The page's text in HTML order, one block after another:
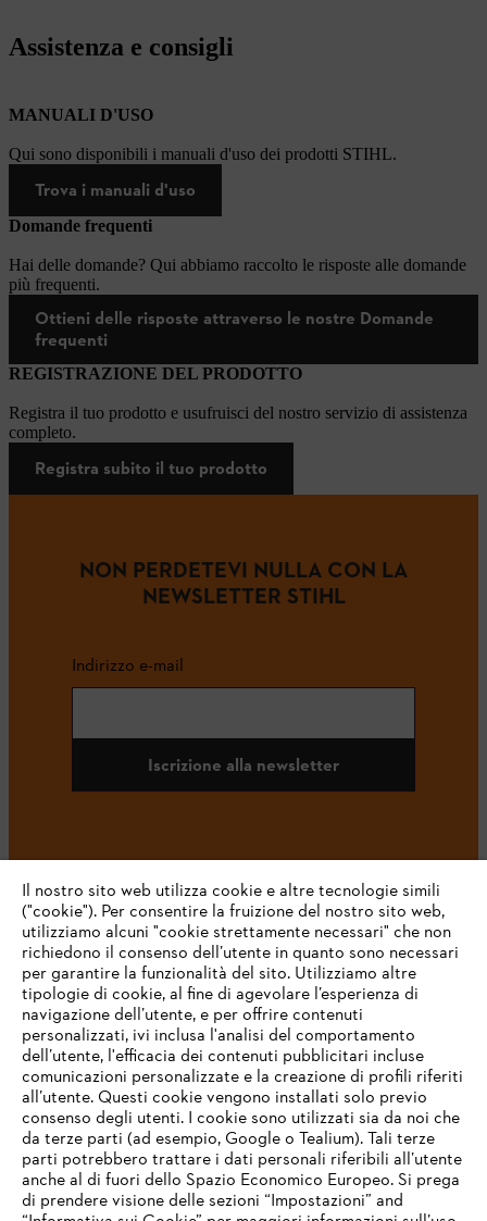
Assistenza e consigli
MANUALI D'USO
Qui sono disponibili i manuali d'uso dei prodotti STIHL.
Trova i manuali d'uso
Domande frequenti
Hai delle domande? Qui abbiamo raccolto le risposte alle domande
più frequenti.
Ottieni delle risposte attraverso le nostre Domande
frequenti
REGISTRAZIONE DEL PRODOTTO
Registra il tuo prodotto e usufruisci del nostro servizio di assistenza
completo.
Registra subito il tuo prodotto
NON PERDETEVI NULLA CON LA
NEWSLETTER STIHL
Indirizzo e-mail
Iscrizione alla newsletter
#STIHL
L’azienda
STIHL FAQ
Il nostro sito web utilizza cookie e altre tecnologie simili
("cookie"). Per consentire la fruizione del nostro sito web,
utilizziamo alcuni "cookie strettamente necessari" che non
richiedono il consenso dell’utente in quanto sono necessari
per garantire la funzionalità del sito. Utilizziamo altre
tipologie di cookie, al fine di agevolare l’esperienza di
navigazione dell’utente, e per offrire contenuti
personalizzati, ivi inclusa l'analisi del comportamento
dell’utente, l'efficacia dei contenuti pubblicitari incluse
comunicazioni personalizzate e la creazione di profili riferiti
all’utente. Questi cookie vengono installati solo previo
consenso degli utenti. I cookie sono utilizzati sia da noi che
da terze parti (ad esempio, Google o Tealium). Tali terze
parti potrebbero trattare i dati personali riferibili all’utente
anche al di fuori dello Spazio Economico Europeo. Si prega
di prendere visione delle sezioni “Impostazioni” and